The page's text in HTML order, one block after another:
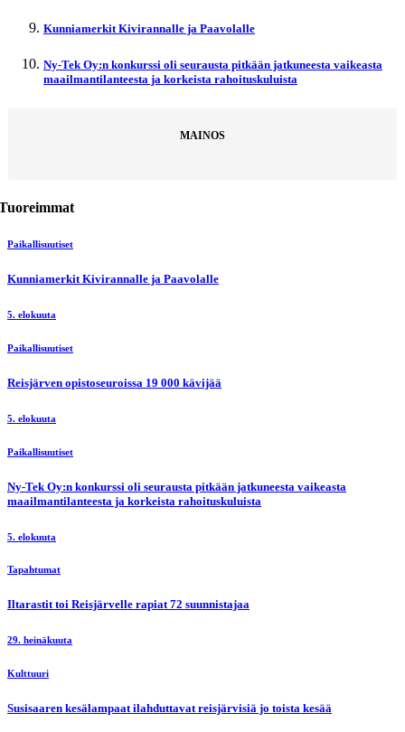
Kunniamerkit Kivirannalle ja Paavolalle
Ny-Tek Oy:n konkurssi oli seurausta pitkään jatkuneesta vaikeasta
maailmantilanteesta ja korkeista rahoituskuluista
MAINOS
Paikallisuutiset
Kunniamerkit Kivirannalle ja Paavolalle
5. elokuuta
Paikallisuutiset
Reisjärven opistoseuroissa 19 000 kävijää
5. elokuuta
Paikallisuutiset
Ny-Tek Oy:n konkurssi oli seurausta pitkään jatkuneesta vaikeasta
maailmantilanteesta ja korkeista rahoituskuluista
5. elokuuta
Tapahtumat
Iltarastit toi Reisjärvelle rapiat 72 suunnistajaa
29. heinäkuuta
Kulttuuri
Susisaaren kesälampaat ilahduttavat reisjärvisiä jo toista kesää